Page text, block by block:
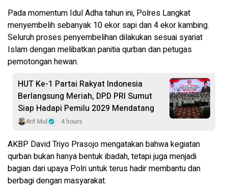
Pada momentum Idul Adha tahun ini, Polres Langkat
menyembelih sebanyak 10 ekor sapi dan 4 ekor kambing.
Seluruh proses penyembelihan dilakukan sesuai syariat
Islam dengan melibatkan panitia qurban dan petugas
pemotongan hewan.
HUT Ke-1 Partai Rakyat Indonesia
Berlangsung Meriah, DPD PRI Sumut
Siap Hadapi Pemilu 2029 Mendatang
Arif Mul 4 hours
AKBP David Triyo Prasojo mengatakan bahwa kegiatan
qurban bukan hanya bentuk ibadah, tetapi juga menjadi
bagian dari upaya Polri untuk terus hadir membantu dan
berbagi dengan masyarakat.